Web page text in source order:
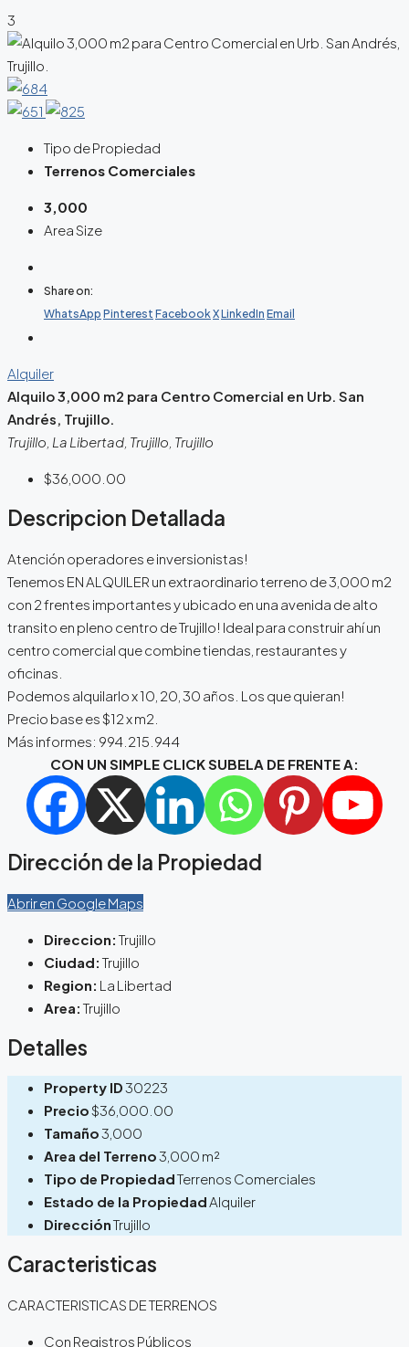
3
Tipo de Propiedad
Terrenos Comerciales
3,000
Area Size
Share on:
WhatsApp Pinterest FacebookXLinkedIn Email
Alquiler
Alquilo 3,000 m2 para Centro Comercial en Urb. San
Andrés, Trujillo.
Trujillo, La Libertad, Trujillo, Trujillo
$36,000.00
Descripcion Detallada
Atención operadores e inversionistas!
Tenemos EN ALQUILER un extraordinario terreno de 3,000 m2
con 2 frentes importantes y ubicado en una avenida de alto
transito en pleno centro de Trujillo! Ideal para construir ahí un
centro comercial que combine tiendas, restaurantes y
oficinas.
Podemos alquilarlo x 10, 20, 30 años. Los que quieran!
Precio base es $12 x m2.
Más informes: 994.215.944
CON UN SIMPLE CLICK SUBELA DE FRENTE A:
Dirección de la Propiedad
Abrir en Google Maps
Direccion: Trujillo
Ciudad: Trujillo
Region: La Libertad
Area: Trujillo
Detalles
Property ID30223
Precio$36,000.00
Tamaño3,000
Area del Terreno3,000 m²
Tipo de PropiedadTerrenos Comerciales
Estado de la PropiedadAlquiler
DirecciónTrujillo
Caracteristicas
CARACTERISTICAS DE TERRENOS
Con Registros Públicos